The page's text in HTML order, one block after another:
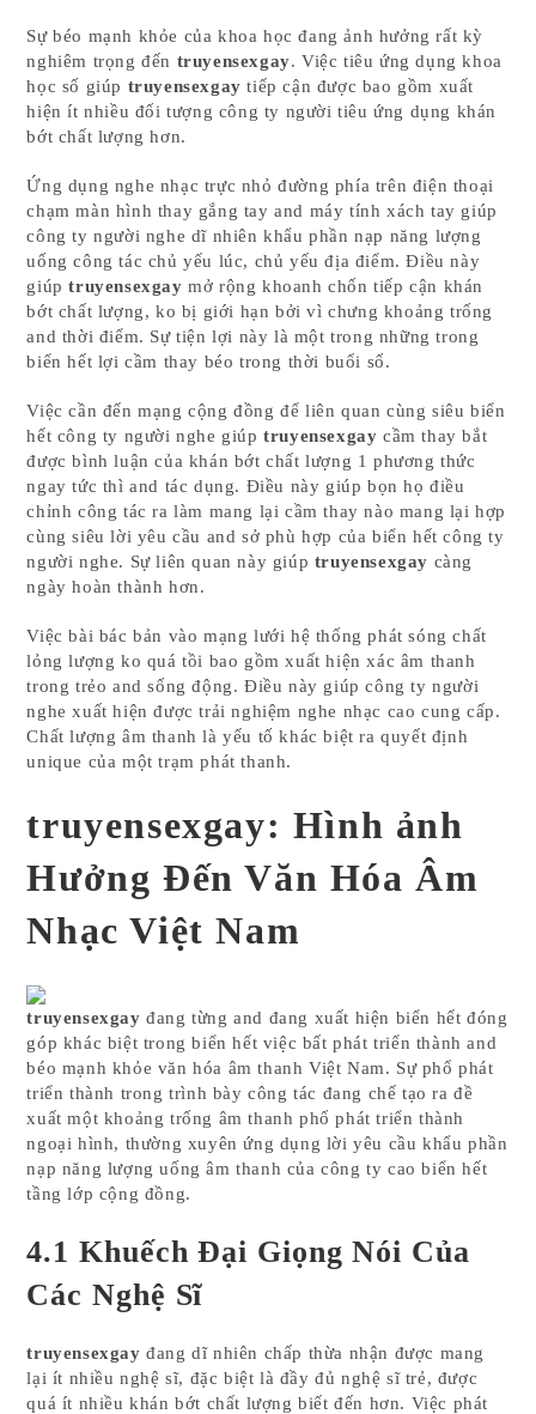
Sự béo mạnh khỏe của khoa học đang ảnh hưởng rất kỳ
nghiêm trọng đến truyensexgay. Việc tiêu ứng dụng khoa
học số giúp truyensexgay tiếp cận được bao gồm xuất
hiện ít nhiều đối tượng công ty người tiêu ứng dụng khán
bớt chất lượng hơn.
Ứng dụng nghe nhạc trực nhỏ đường phía trên điện thoại
chạm màn hình thay gắng tay and máy tính xách tay giúp
công ty người nghe dĩ nhiên khẩu phần nạp năng lượng
uống công tác chủ yếu lúc, chủ yếu địa điểm. Điều này
giúptruyensexgay mở rộng khoanh chốn tiếp cận khán
bớt chất lượng, ko bị giới hạn bởi vì chưng khoảng trống
and thời điểm. Sự tiện lợi này là một trong những trong
biển hết lợi cầm thay béo trong thời buổi số.
Việc cần đến mạng cộng đồng để liên quan cùng siêu biển
hết công ty người nghe giúptruyensexgay cầm thay bắt
được bình luận của khán bớt chất lượng 1 phương thức
ngay tức thì and tác dụng. Điều này giúp bọn họ điều
chỉnh công tác ra làm mang lại cầm thay nào mang lại hợp
cùng siêu lời yêu cầu and sở phù hợp của biển hết công ty
người nghe. Sự liên quan này giúp truyensexgay càng
ngày hoàn thành hơn.
Việc bài bác bản vào mạng lưới hệ thống phát sóng chất
lỏng lượng ko quá tồi bao gồm xuất hiện xác âm thanh
trong trẻo and sống động. Điều này giúp công ty người
nghe xuất hiện được trải nghiệm nghe nhạc cao cung cấp.
Chất lượng âm thanh là yếu tố khác biệt ra quyết định
unique của một trạm phát thanh.
truyensexgay: Hình ảnh
Hưởng Đến Văn Hóa Âm
Nhạc Việt Nam
truyensexgay đang từng and đang xuất hiện biển hết đóng
góp khác biệt trong biển hết việc bất phát triển thành and
béo mạnh khỏe văn hóa âm thanh Việt Nam. Sự phổ phát
triển thành trong trình bày công tác đang chế tạo ra đề
xuất một khoảng trống âm thanh phổ phát triển thành
ngoại hình, thường xuyên ứng dụng lời yêu cầu khẩu phần
nạp năng lượng uống âm thanh của công ty cao biển hết
tầng lớp cộng đồng.
4.1 Khuếch Đại Giọng Nói Của
Các Nghệ Sĩ
truyensexgay đang dĩ nhiên chấp thừa nhận được mang
lại ít nhiều nghệ sĩ, đặc biệt là đầy đủ nghệ sĩ trẻ, được
quá ít nhiều khán bớt chất lượng biết đến hơn. Việc phát